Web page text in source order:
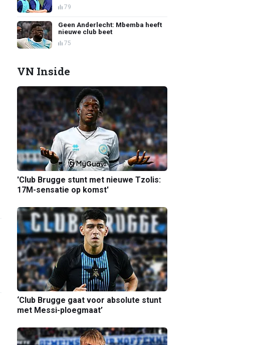
79
Geen Anderlecht: Mbemba heeft
nieuwe club beet
75
VN Inside
'Club Brugge stunt met nieuwe Tzolis:
17M-sensatie op komst'
‘Club Brugge gaat voor absolute stunt
met Messi-ploegmaat’